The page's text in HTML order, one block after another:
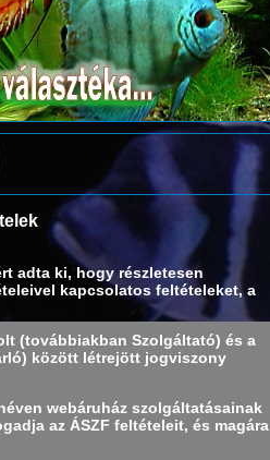
adta ki, hogy részletesen
kapcsolatos feltételeket, a
(továbbiakban Szolgáltató) és a
között létrejött jogviszony
webáruház szolgáltatásainak
az ÁSZF feltételeit, és magára